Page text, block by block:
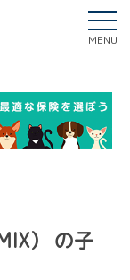
MENU
） の子